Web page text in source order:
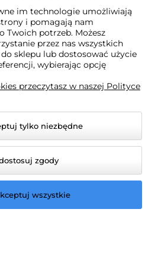
im technologie umożliwiają
i pomagają nam
Twoich potrzeb. Możesz
przez nas wszystkich
sklepu lub dostosować użycie
wybierając opcję
przeczytasz w naszej Polityce
tylko niezbędne
zgody
wszystkie